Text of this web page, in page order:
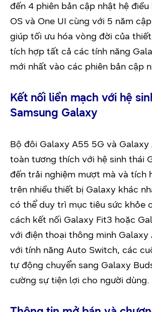
đến 4 phiên bản cập nhật hệ điều
OS và One UI cùng với 5 năm
giúp tối ưu hóa vòng đời của
tích hợp tất cả các tính năng
mới nhất vào các phiên bản cập
Kết nối liền mạch với hệ
Samsung Galaxy
Bộ đôi Galaxy A55 5G và Galaxy
toàn tương thích với hệ sinh thái
đến trải nghiệm mượt mà và tích
trên nhiều thiết bị Galaxy khác
có thể duy trì mục tiêu sức khỏe
cách kết nối Galaxy Fit3 hoặc
với điện thoại thông minh
với tính năng Auto Switch, các
tự động chuyển sang Galaxy
cường sự tiện lợi cho người dùng.